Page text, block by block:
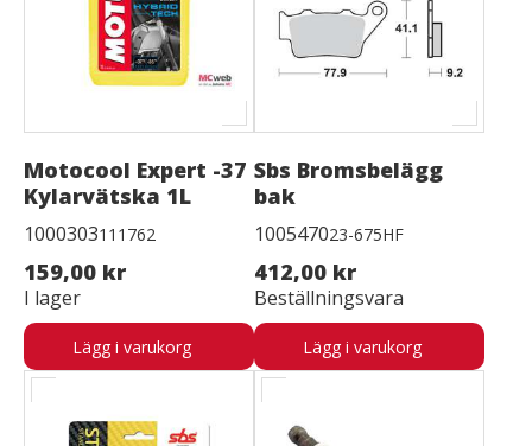
Motocool Expert -37
Kylarvätska 1L
1000303111762
159,00 kr
I lager
Lägg i varukorg
Sbs Bromsbelägg
bak
100547023-675HF
412,00 kr
Beställningsvara
Lägg i varukorg